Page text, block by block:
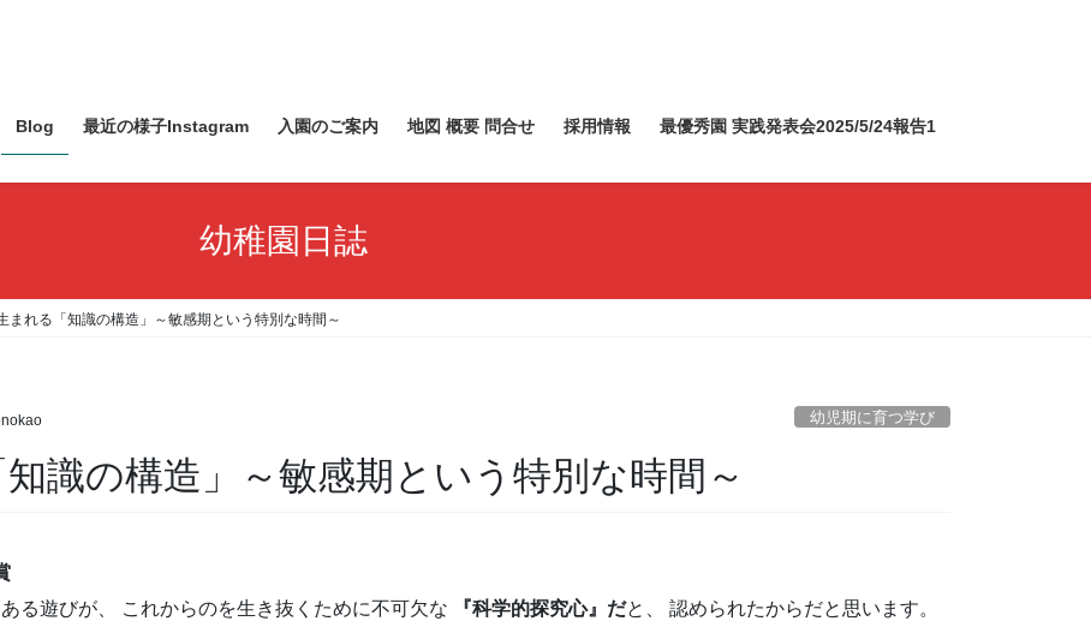
Blog 最近の様子Instagram 入園のご案内 地図 概要 問合せ 採用情報 最優秀園 実践発表会2025/5/24報告1
幼稚園日誌
まれる「知識の構造」～敏感期という特別な時間～
幼児期に育つ学び
識の構造」～敏感期という特別な時間～
る遊びが、 これからのを生き抜くために不可欠な
『科学的探究心』だと、 認められたからだと思います。